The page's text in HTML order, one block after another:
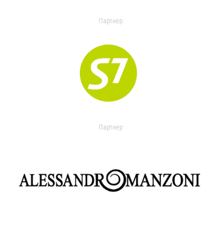
Партнер
Партнер